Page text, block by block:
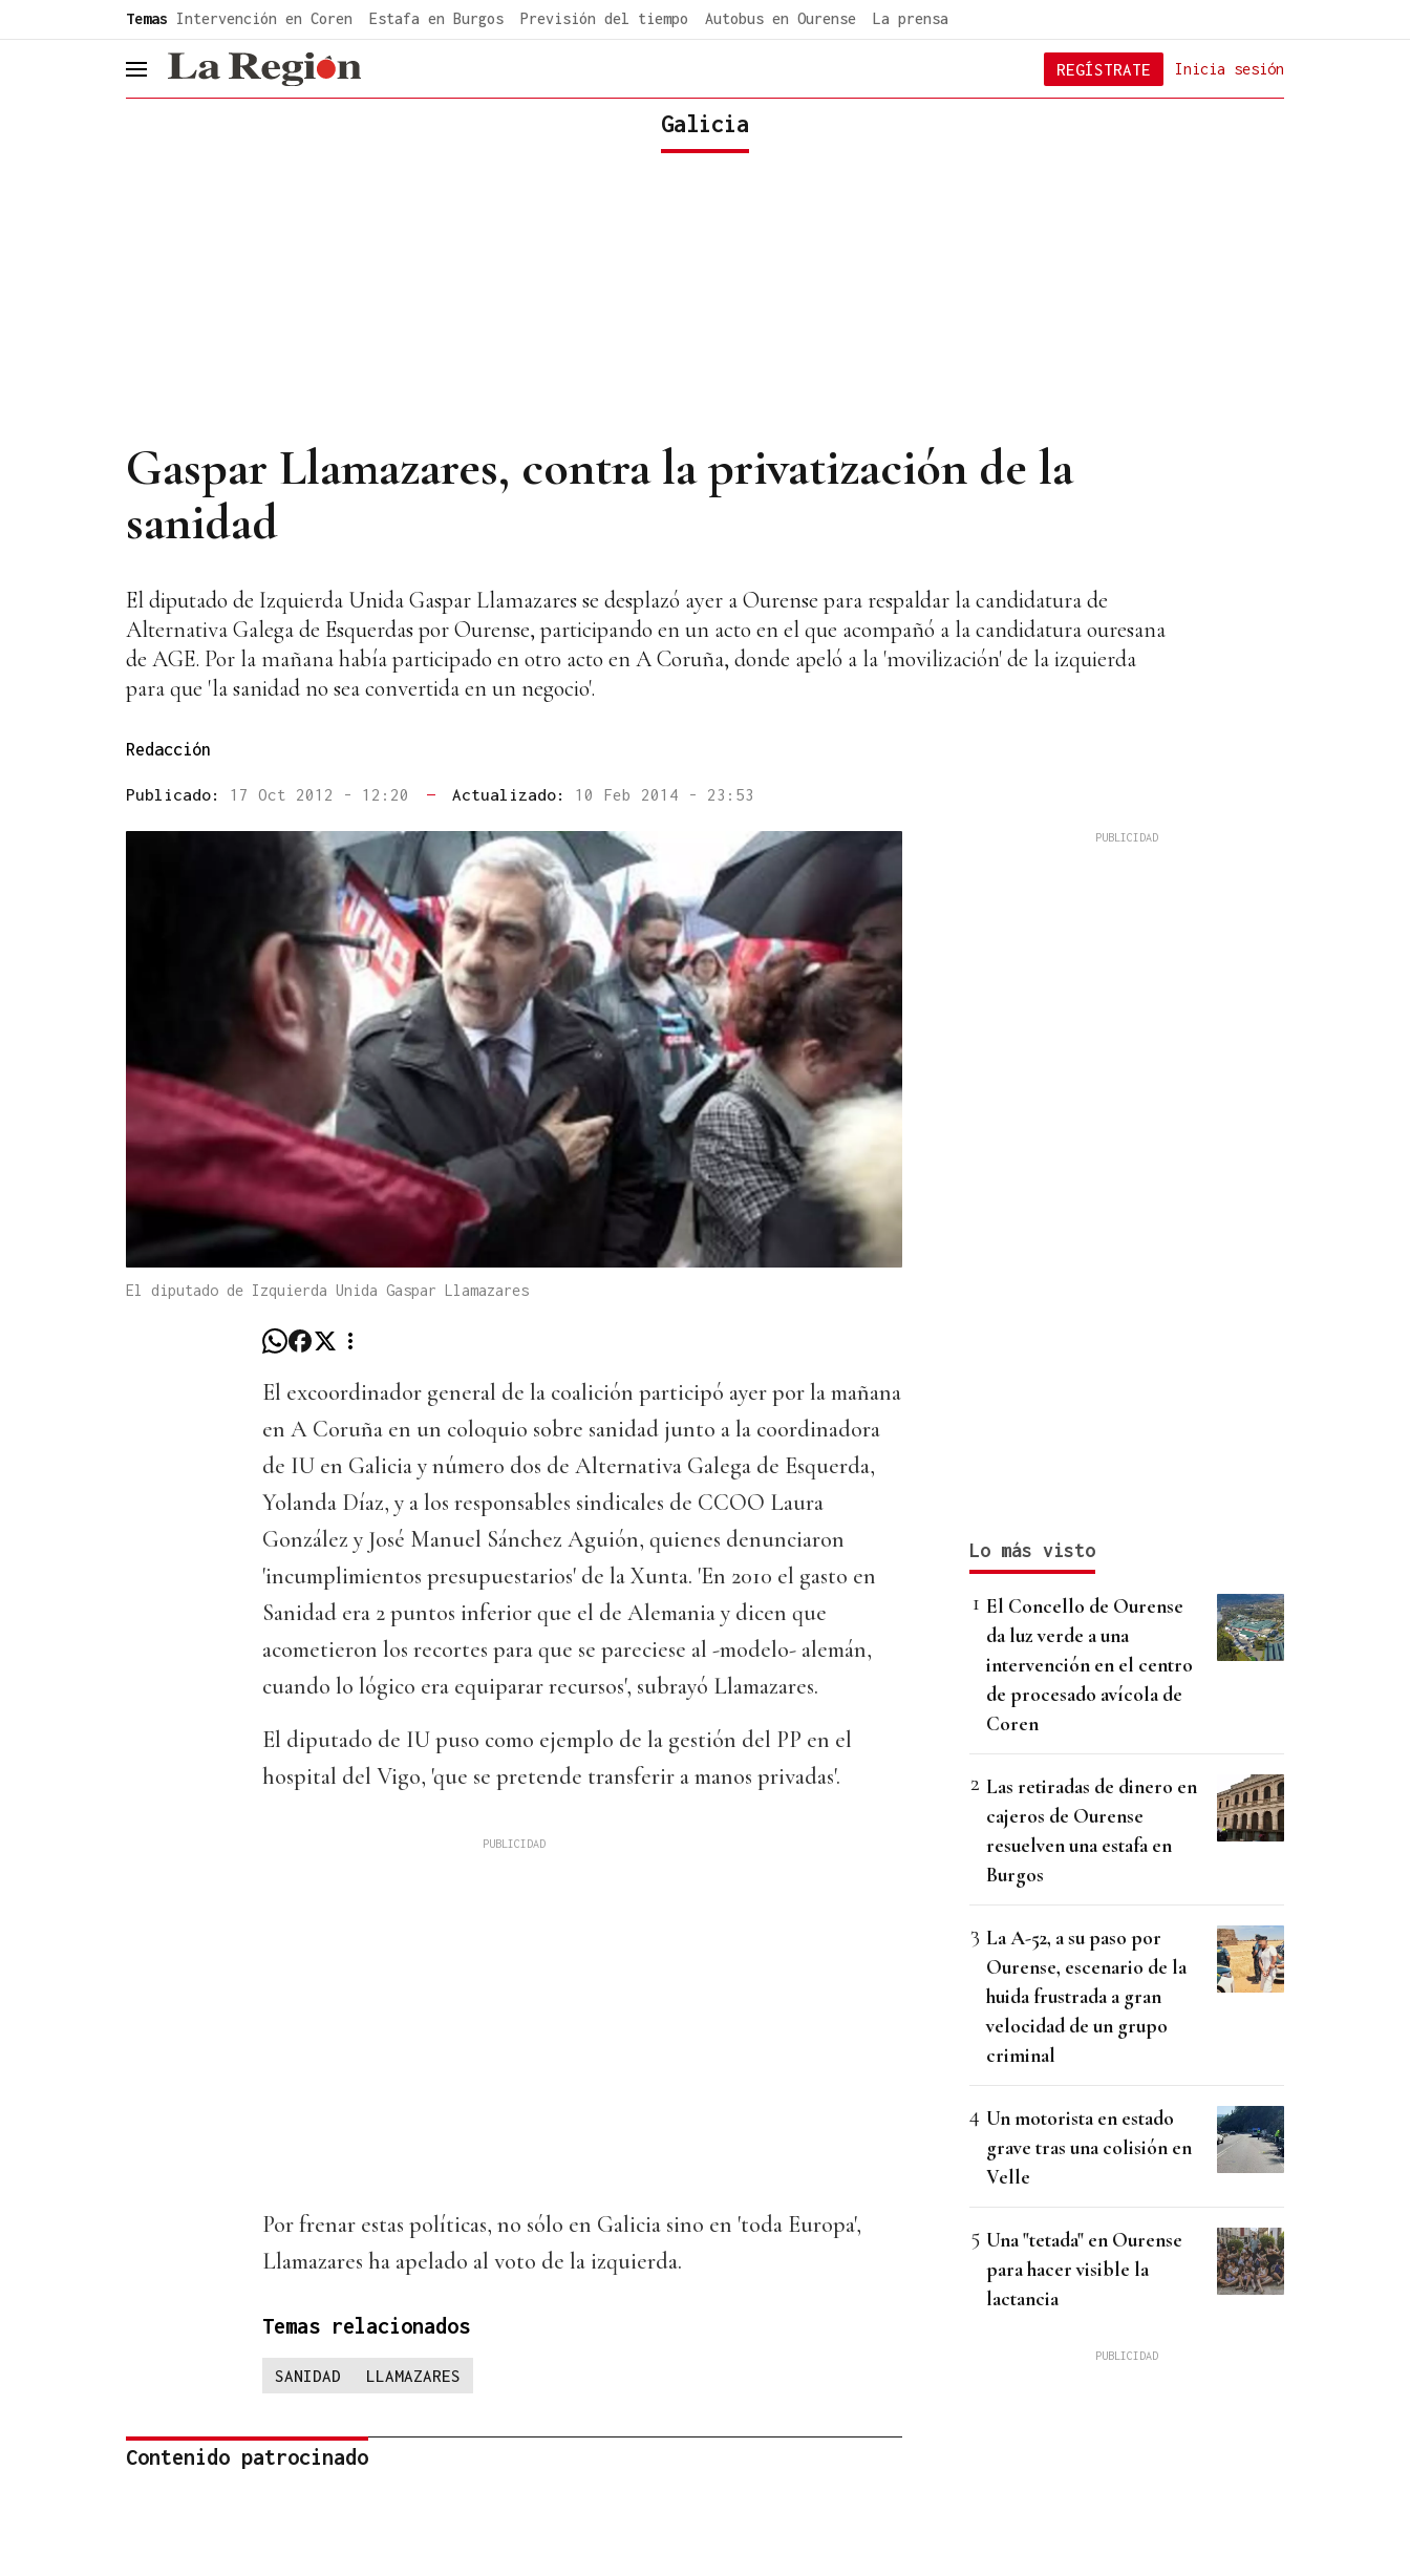
Temas Intervención en Coren Estafa en Burgos Previsión del tiempo Autobus en Ourense La prensa
header.menu.open Inicia sesión
REGÍSTRATE
Galicia
Gaspar Llamazares, contra la privatización de la
sanidad
El diputado de Izquierda Unida Gaspar Llamazares se desplazó ayer a Ourense para respaldar la candidatura de
Alternativa Galega de Esquerdas por Ourense, participando en un acto en el que acompañó a la candidatura ouresana
de AGE. Por la mañana había participado en otro acto en A Coruña, donde apeló a la 'movilización' de la izquierda
para que 'la sanidad no sea convertida en un negocio'.
Redacción
Publicado: 17 Oct 2012 - 12:20 — Actualizado: 10 Feb 2014 - 23:53
El diputado de Izquierda Unida Gaspar Llamazares
El excoordinador general de la coalición participó ayer por la mañana
en A Coruña en un coloquio sobre sanidad junto a la coordinadora
de IU en Galicia y número dos de Alternativa Galega de Esquerda,
Yolanda Díaz, y a los responsables sindicales de CCOO Laura
González y José Manuel Sánchez Aguión, quienes denunciaron
'incumplimientos presupuestarios' de la Xunta. 'En 2010 el gasto en
Sanidad era 2 puntos inferior que el de Alemania y dicen que
acometieron los recortes para que se pareciese al -modelo- alemán,
cuando lo lógico era equiparar recursos', subrayó Llamazares.
El diputado de IU puso como ejemplo de la gestión del PP en el
hospital del Vigo, 'que se pretende transferir a manos privadas'.
Por frenar estas políticas, no sólo en Galicia sino en 'toda Europa',
Llamazares ha apelado al voto de la izquierda.
Temas relacionados
SANIDAD LLAMAZARES
Contenido patrocinado
Lo más visto
El Concello de Ourense
da luz verde a una
intervención en el centro
de procesado avícola de
Coren
Las retiradas de dinero en
cajeros de Ourense
resuelven una estafa en
Burgos
La A-52, a su paso por
Ourense, escenario de la
huida frustrada a gran
velocidad de un grupo
criminal
Un motorista en estado
grave tras una colisión en
Velle
Una "tetada" en Ourense
para hacer visible la
lactancia